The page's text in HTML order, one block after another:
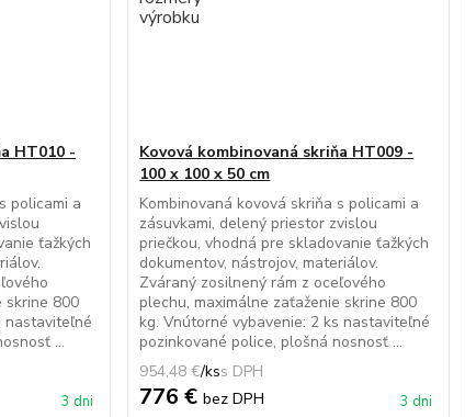
HT010 -
policami a
ťažkých
skrine 800
nastaviteľné
...
3 dni
Kovová kombinovaná skriňa HT009 -
100 x 100 x 50 cm
Kombinovaná kovová skriňa s policami a
zásuvkami, delený priestor zvislou
priečkou, vhodná pre skladovanie ťažkých
dokumentov, nástrojov, materiálov.
Zváraný zosilnený rám z oceľového
plechu, maximálne zaťaženie skrine 800
kg. Vnútorné vybavenie: 2 ks nastaviteľné
pozinkované police, plošná nosnosť ...
954,48 €/ks
776 €bez DPH 3 dni